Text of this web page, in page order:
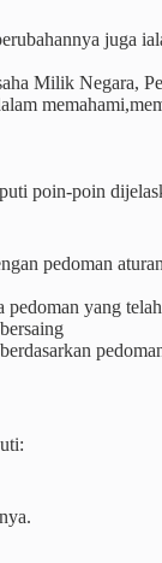
juga
Milik Negara,
poin-poin
pedoman
pedoman yang